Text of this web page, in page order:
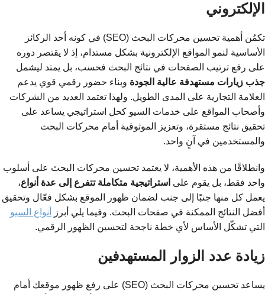
الإلكتروني
تكمُن أهمية تحسين محركات البحث (SEO) في كونه أحد الركائز
الأساسية لنمو المواقع الإلكترونية بشكل مستدام، إذ لا يقتصر دوره
على رفع ترتيب الصفحات في نتائج البحث فحسب، بل يمتد ليشمل
جذب زيارات مستهدفة عالية الجودة وبناء حضور رقمي قوي يدعم
العلامة التجارية على المدى الطويل. ولهذا تعتمد العديد من الشركات
وأصحاب المواقع على خدمات السيو كحل استراتيجي يساعد على
تحقيق نتائج مستقرة، وتعزيز الموثوقية أمام محركات البحث
والمستخدمين في آنٍ واحد.
وانطلاقًا من هذه الأهمية، لا يعتمد تحسين محركات البحث على أسلوب
واحد فقط، بل يقوم على استراتيجية متكاملة تتفرع إلى عدة أنواع،
يعمل كل منها جنبًا إلى جنب لضمان ظهور الموقع بشكل فعّال وتحقيق
أفضل النتائج الممكنة في صفحات البحث. وفيما يلي أبرز
أنواع السيو
التي تشكّل الأساس لأي خطة ناجحة لتحسين الظهور الرقمي.
زيادة عدد الزوار المستهدفين
يساعد تحسين محركات البحث (SEO) على رفع ظهور موقعك أمام